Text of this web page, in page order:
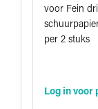
voor Fein
per 2 stuks
Log in voor